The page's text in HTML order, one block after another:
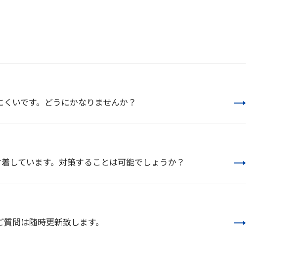
いです。どうにかなりませんか？
しています。対策することは可能でしょうか？
問は随時更新致します。